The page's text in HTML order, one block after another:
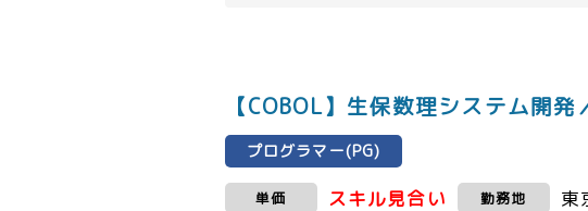
【COBOL】生保数理システム開
プログラマー(PG)
単価 スキル見合い 勤務地 東